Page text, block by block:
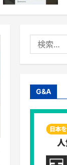
索:
G&A